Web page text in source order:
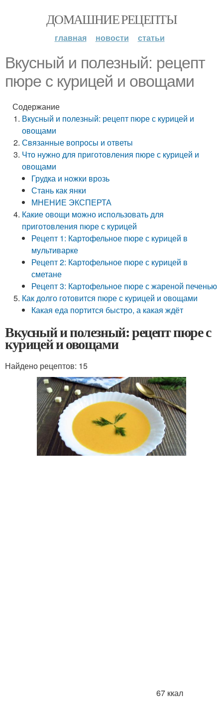
ДОМАШНИЕ РЕЦЕПТЫ
главная новости статьи
Вкусный и полезный: рецепт
пюре с курицей и овощами
Содержание
Вкусный и полезный: рецепт пюре с курицей и
овощами
Связанные вопросы и ответы
Что нужно для приготовления пюре с курицей и
овощами
Грудка и ножки врозь
Стань как янки
МНЕНИЕ ЭКСПЕРТА
Какие овощи можно использовать для
приготовления пюре с курицей
Рецепт 1: Картофельное пюре с курицей в
мультиварке
Рецепт 2: Картофельное пюре с курицей в
сметане
Рецепт 3: Картофельное пюре с жареной печенью
Как долго готовится пюре с курицей и овощами
Какая еда портится быстро, а какая ждёт
Вкусный и полезный: рецепт пюре с
курицей и овощами
Найдено рецептов: 15
67 ккал